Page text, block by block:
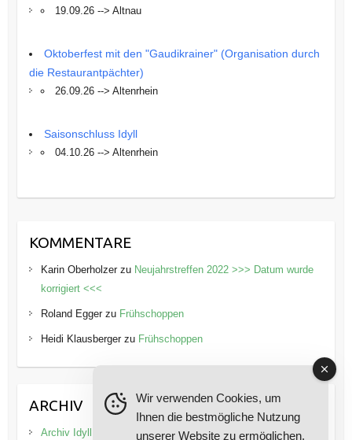
19.09.26 --> Altnau
Oktoberfest mit den "Gaudikrainer" (Organisation durch
die Restaurantpächter)
26.09.26 --> Altenrhein
Saisonschluss Idyll
04.10.26 --> Altenrhein
KOMMENTARE
Karin Oberholzerzu Neujahrstreffen 2022 >>> Datum wurde
korrigiert <<<
Roland Eggerzu Frühschoppen
Heidi Klausbergerzu Frühschoppen
ARCHIV
Archiv Idyll
Wir verwenden Cookies, um
Ihnen die bestmögliche Nutzung
unserer Website zu ermöglichen.